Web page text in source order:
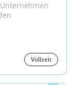
Vollzeit